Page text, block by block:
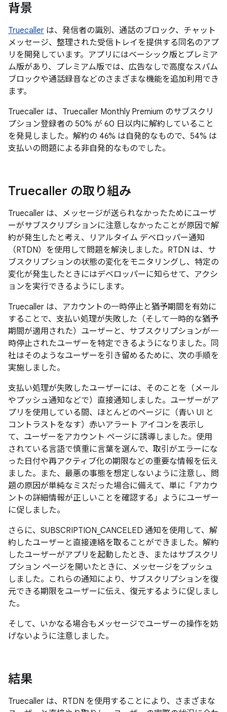
背景
Truecaller は、発信者の識別、通話のブロック、チャット
メッセージ、整理された受信トレイを提供する同名のアプ
リを開発しています。アプリにはベーシック版とプレミア
ム版があり、プレミアム版では、広告なしで高度なスパム
ブロックや通話録音などのさまざまな機能を追加利用でき
ます。
Truecaller は、Truecaller Monthly Premium のサブスクリ
プション登録者の 50% が 60 日以内に解約していること
を発見しました。解約の 46% は自発的なもので、54% は
支払いの問題による非自発的なものでした。
Truecaller の取り組み
Truecaller は、メッセージが送られなかったためにユーザ
ーがサブスクリプションに注意しなかったことが原因で解
約が発生したと考え、リアルタイム デベロッパー通知
（RTDN）を使用して問題を解決しました。RTDN は、サ
ブスクリプションの状態の変化をモニタリングし、特定の
変化が発生したときにはデベロッパーに知らせて、アクシ
ョンを実行できるようにします。
Truecaller は、アカウントの一時停止と猶予期間を有効に
することで、支払い処理が失敗した（そして一時的な猶予
期間が適用された）ユーザーと、サブスクリプションが一
時停止されたユーザーを特定できるようになりました。同
社はそのようなユーザーを引き留めるために、次の手順を
実施しました。
支払い処理が失敗したユーザーには、そのことを（メール
やプッシュ通知などで）直接通知しました。ユーザーがア
プリを使用している間、ほとんどのページに（青い UI と
コントラストをなす）赤いアラート アイコンを表示し
て、ユーザーをアカウント ページに誘導しました。使用
されている言語で慎重に言葉を選んで、取引がエラーにな
った日付や再アクティブ化の期限などの重要な情報を伝え
ました。また、最悪の事態を想定しないように注意し、問
題の原因が単純なミスだった場合に備えて、単に「アカウ
ントの詳細情報が正しいことを確認する」ようにユーザー
に促しました。
さらに、SUBSCRIPTION_CANCELED 通知を使用して、解
約したユーザーと直接連絡を取ることができました。解約
したユーザーがアプリを起動したとき、またはサブスクリ
プション ページを開いたときに、メッセージをプッシュ
しました。これらの通知により、サブスクリプションを復
元できる期限をユーザーに伝え、復元するように促しまし
た。
そして、いかなる場合もメッセージでユーザーの操作を妨
げないように注意しました。
結果
Truecaller は、RTDN を使用することにより、さまざまな